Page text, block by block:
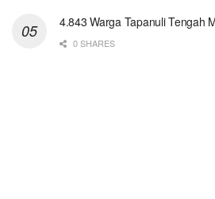
4.843 Warga Tapanuli Tengah
0 SHARES